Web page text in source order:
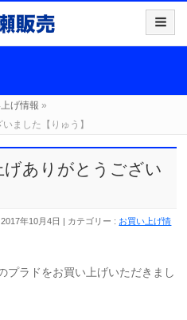
げ情報 »
ました【りゅう】
ありがとうござい
年10月4日 カテゴリー : お買い上げ情
プラドをお買い上げいただきまし